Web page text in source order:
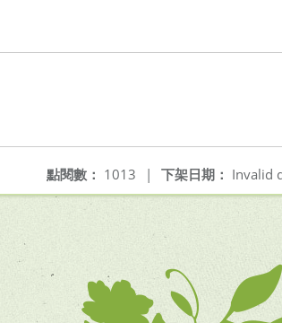
下架日期： Invalid
點閱數： 1013 |